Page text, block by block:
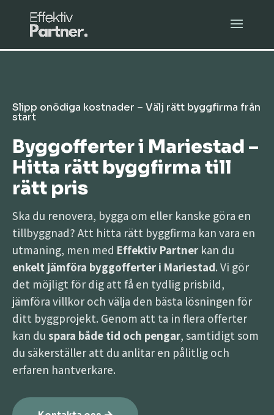
Slipp onödiga kostnader – Välj rätt byggfirma från
start
Byggofferter i Mariestad –
Hitta rätt byggfirma till
rätt pris
Ska du renovera, bygga om eller kanske göra en
tillbyggnad? Att hitta rätt byggfirma kan vara en
utmaning, men med Effektiv Partner kan du
enkelt jämföra byggofferter i Mariestad. Vi gör
det möjligt för dig att få en tydlig prisbild,
jämföra villkor och välja den bästa lösningen för
ditt byggprojekt. Genom att ta in flera offerter
kan du spara både tid och pengar, samtidigt som
du säkerställer att du anlitar en pålitlig och
erfaren hantverkare.